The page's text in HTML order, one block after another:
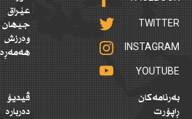
TWITTER
INSTAGRAM
YOUTUBE
عێراق
جیهان
وەرزش
بەرنامەکان
ڕاپۆرت
ڤیدیۆ
دەربارە